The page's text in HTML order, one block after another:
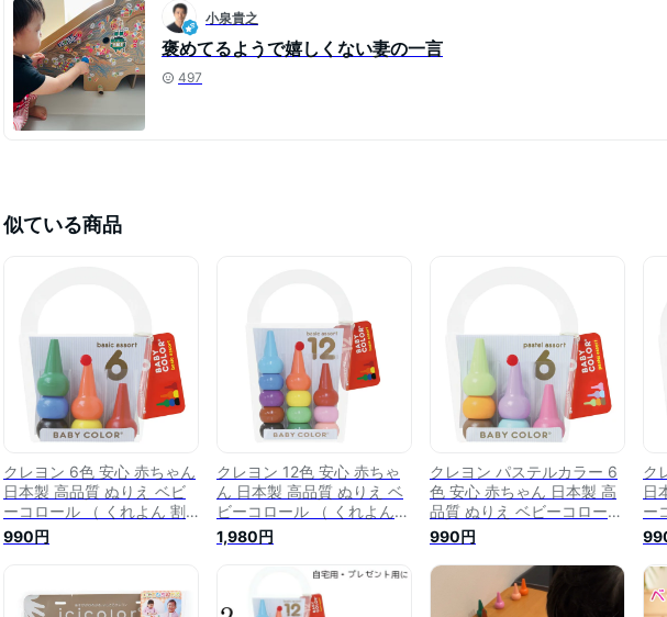
小泉貴之
褒めてるようで嬉しくない妻の一言
497
似ている商品
クレヨン 6色 安心 赤ちゃん
日本製 高品質 ぬりえ ベビ
ーコロール （ くれよん 割
れにくい 女の子 男の子 知
育玩具 プレゼント ギフト
ベビー 子供 こども ）
990円
クレヨン 12色 安心 赤ちゃ
ん 日本製 高品質 ぬりえ ベ
ビーコロール （ くれよん
割れにくい 女の子 男の子
知育玩具 プレゼント ギフト
お祝い かわいい お絵かき
ベビー 子供 こども ）
1,980円
クレヨン パステルカラー 6
色 安心 赤ちゃん 日本製 高
品質 ぬりえ ベビーコロール
（ くれよん 割れにくい 女
の子 男の子 知育玩具 プレ
ゼント ギフト お祝い かわ
いい お絵かき ベビー 子供
こども ）
990円
ク
日
ー
れ
育
お
ベ
【